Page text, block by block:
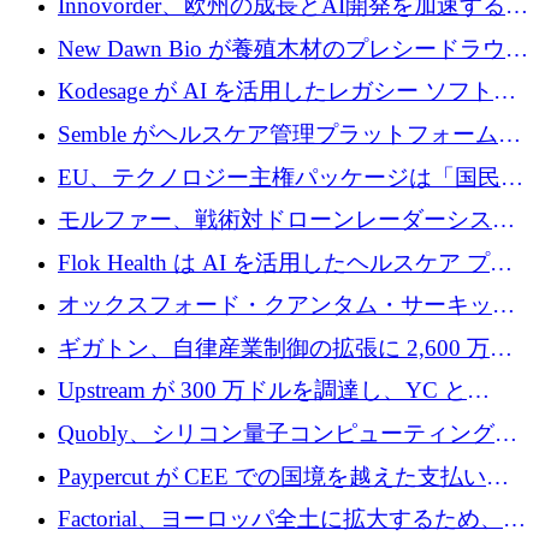
ァンドを立ち上げる
Innovorder、欧州の成長とAI開発を加速するた
めに2,000万ユーロを確保
New Dawn Bio が養殖木材のプレシードラウン
ドで 210 万ユーロを調達
Kodesage が AI を活用したレガシー ソフトウ
ェアの最新化のために 660 万ドルを調達
Semble がヘルスケア管理プラットフォームを
拡大するためにシリーズ C で 3,000 万ポンド
を調達
EU、テクノロジー主権パッケージは「国民の
保護」に関するものだと発言
モルファー、戦術対ドローンレーダーシステ
ムを最前線に近づけるために150万ユーロを調
Flok Health は AI を活用したヘルスケア プラ
ットフォームの成長に 1,250 万ドルを投資
オックスフォード・クアンタム・サーキット
が「成人向け」2億6,000万ポンドの資金調達
ラウンドを獲得
ギガトン、自律産業制御の拡張に 2,600 万ド
ルを調達
Upstream が 300 万ドルを調達し、YC と
Xavier Niel が支援する共同 AI 受信箱を立ち上
げる
Quobly、シリコン量子コンピューティングの
商用化のためにシリーズ A で 1 億 1,500 万ユ
ーロを調達
Paypercut が CEE での国境を越えた支払いを
拡大するために 500 万ユーロを確保
Factorial、ヨーロッパ全土に拡大するため、25